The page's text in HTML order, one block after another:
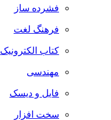
فشرده ساز
فرهنگ لغت
کتاب الکترونیک
مهندسی
فایل و دیسک
سخت افزار